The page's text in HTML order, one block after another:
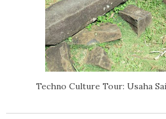
Techno Culture Tour: Usaha